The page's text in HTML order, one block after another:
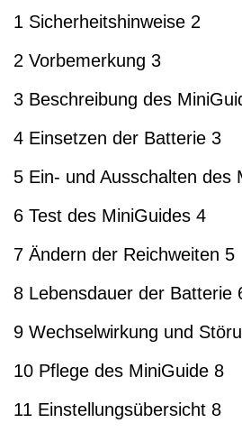
1 Sicherheitshinweise 2
2 Vorbemerkung 3
3 Beschreibung des
4 Einsetzen der Batterie 3
5 Ein- und Ausschalten des
6 Test des MiniGuides 4
7 Ändern der Reichweiten 5
8 Lebensdauer der Batterie
9 Wechselwirkung und
10 Pflege des MiniGuide 8
11 Einstellungsübersicht 8